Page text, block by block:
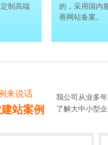
制高端
设计师的精心设计
企业网站。
的，采用国内
善网站备案。
来说话
站案例
我公司从业多
了解大中小型